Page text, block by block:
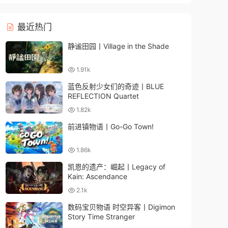
最近热门
静谧田园丨Village in the Shade
1.91k
蓝色反射少女们的奇迹丨BLUE
REFLECTION Quartet
1.82k
前进镇物语丨Go-Go Town!
1.86k
凯恩的遗产：崛起丨Legacy of
Kain: Ascendance
2.1k
数码宝贝物语 时空异客丨Digimon
Story Time Stranger